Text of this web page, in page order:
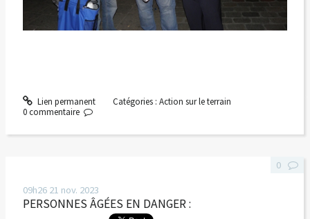
Lien permanent Catégories : Action sur le terrain
0 commentaire
09h26 21 nov. 2023
PERSONNES ÂGÉES EN DANGER :
0